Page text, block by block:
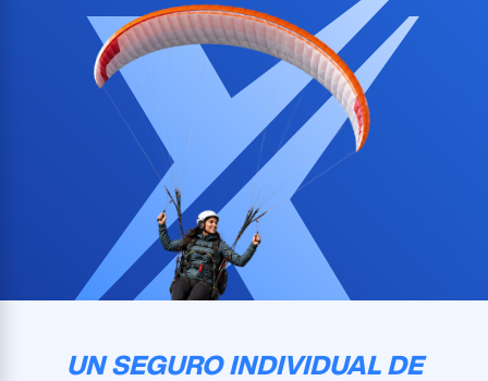
UN SEGURO INDIVIDUAL DE